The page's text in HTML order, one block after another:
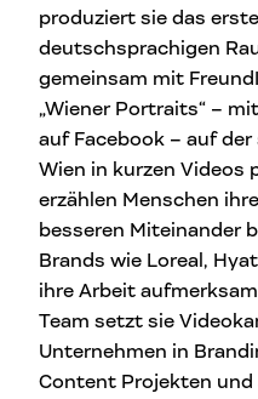
produziert sie das
deutschsprachigen
gemeinsam mit
„Wiener Portraits“ –
auf Facebook – auf
Wien in kurzen Videos
erzählen Menschen
besseren Miteinander
Brands wie Loreal,
ihre Arbeit
Team setzt sie
Unternehmen in
Content Projekten